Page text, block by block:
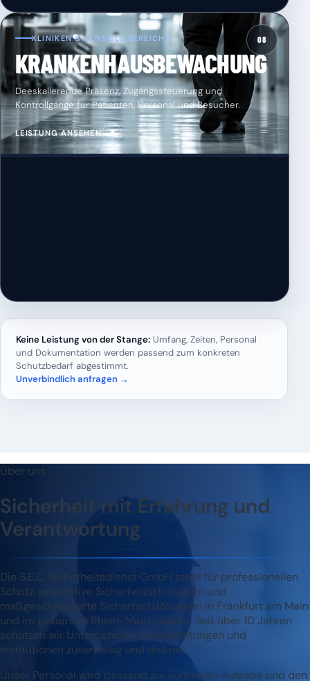
08
KLINIKEN & SENSIBLE BEREICHE
KRANKENHAUSBEWACHUNG
Deeskalierende Präsenz, Zugangssteuerung und
Kontrollgänge für Patienten, Personal und Besucher.
LEISTUNG ANSEHEN ↗
Keine Leistung von der Stange: Umfang, Zeiten, Personal
und Dokumentation werden passend zum konkreten
Schutzbedarf abgestimmt.
Unverbindlich anfragen →
Über uns
Sicherheit mit Erfahrung und
Verantwortung
Die S.E.C. Sicherheitsdienst GmbH steht für professionellen
Schutz, präventive Sicherheitsstrategien und
maßgeschneiderte Sicherheitslösungen in Frankfurt am Main
und im gesamten Rhein-Main-Gebiet. Seit über 10 Jahren
schützen wir Unternehmen, Veranstaltungen und
Institutionen zuverlässig und diskret.
Unser Personal wird passend zur konkreten Aufgabe und den